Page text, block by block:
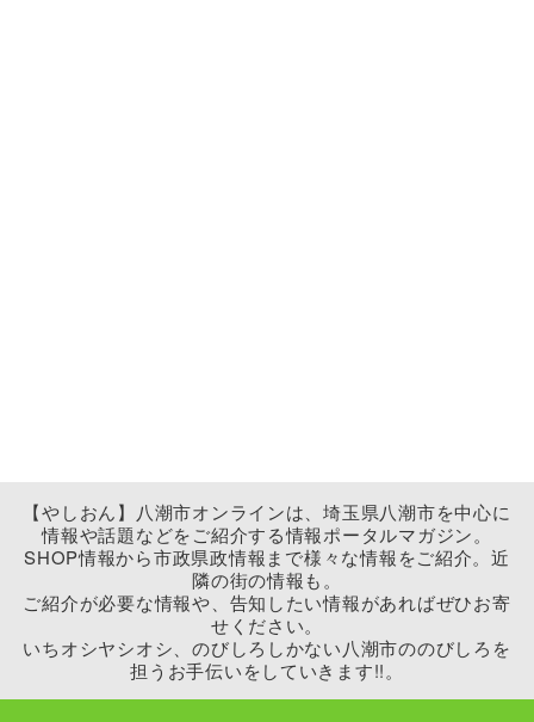
【やしおん】八潮市オンラインは、埼玉県八潮市を中心に
情報や話題などをご紹介する情報ポータルマガジン。
SHOP情報から市政県政情報まで様々な情報をご紹介。近
隣の街の情報も。
ご紹介が必要な情報や、告知したい情報があればぜひお寄
せください。
いちオシヤシオシ、のびしろしかない八潮市ののびしろを
担うお手伝いをしていきます!!。